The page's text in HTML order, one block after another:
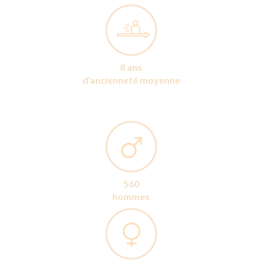
8 ans
d'ancienneté moyenne
560
hommes